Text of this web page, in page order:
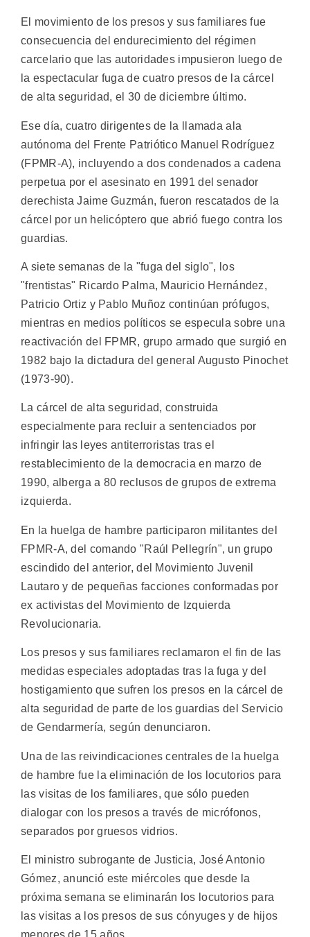
El movimiento de los presos y sus familiares fue
consecuencia del endurecimiento del régimen
carcelario que las autoridades impusieron luego de
la espectacular fuga de cuatro presos de la cárcel
de alta seguridad, el 30 de diciembre último.
Ese día, cuatro dirigentes de la llamada ala
autónoma del Frente Patriótico Manuel Rodríguez
(FPMR-A), incluyendo a dos condenados a cadena
perpetua por el asesinato en 1991 del senador
derechista Jaime Guzmán, fueron rescatados de la
cárcel por un helicóptero que abrió fuego contra los
guardias.
A siete semanas de la "fuga del siglo", los
"frentistas" Ricardo Palma, Mauricio Hernández,
Patricio Ortiz y Pablo Muñoz continúan prófugos,
mientras en medios políticos se especula sobre una
reactivación del FPMR, grupo armado que surgió en
1982 bajo la dictadura del general Augusto Pinochet
(1973-90).
La cárcel de alta seguridad, construida
especialmente para recluir a sentenciados por
infringir las leyes antiterroristas tras el
restablecimiento de la democracia en marzo de
1990, alberga a 80 reclusos de grupos de extrema
izquierda.
En la huelga de hambre participaron militantes del
FPMR-A, del comando "Raúl Pellegrín", un grupo
escindido del anterior, del Movimiento Juvenil
Lautaro y de pequeñas facciones conformadas por
ex activistas del Movimiento de Izquierda
Revolucionaria.
Los presos y sus familiares reclamaron el fin de las
medidas especiales adoptadas tras la fuga y del
hostigamiento que sufren los presos en la cárcel de
alta seguridad de parte de los guardias del Servicio
de Gendarmería, según denunciaron.
Una de las reivindicaciones centrales de la huelga
de hambre fue la eliminación de los locutorios para
las visitas de los familiares, que sólo pueden
dialogar con los presos a través de micrófonos,
separados por gruesos vidrios.
El ministro subrogante de Justicia, José Antonio
Gómez, anunció este miércoles que desde la
próxima semana se eliminarán los locutorios para
las visitas a los presos de sus cónyuges y de hijos
menores de 15 años.